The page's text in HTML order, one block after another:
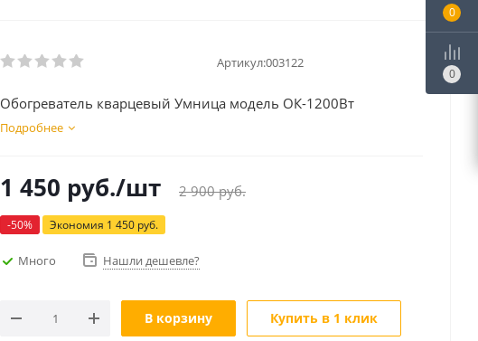
Артикул:003122
Обогреватель кварцевый Умница модель ОК-1200Вт
Подробнее
1 450 руб./шт 2 900руб.
-50% Экономия 1 450 руб.
Много Нашли дешевле?
В корзину Купить в 1 клик
0
0